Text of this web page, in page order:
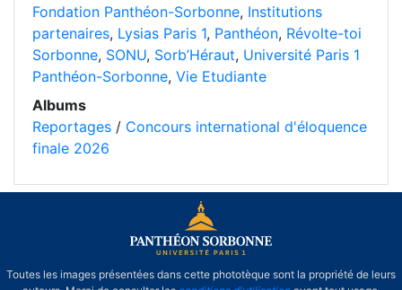
Fondation Panthéon-Sorbonne, Institutions
partenaires, Lysias Paris 1, Panthéon, Révolte-toi
Sorbonne, SONU, Sorb’Héraut, Université Paris 1
Panthéon-Sorbonne, Vie Etudiante
Albums
Reportages / Concours international d'éloquence
finale 2026
Toutes les images présentées dans cette phototèque sont la propriété de leurs